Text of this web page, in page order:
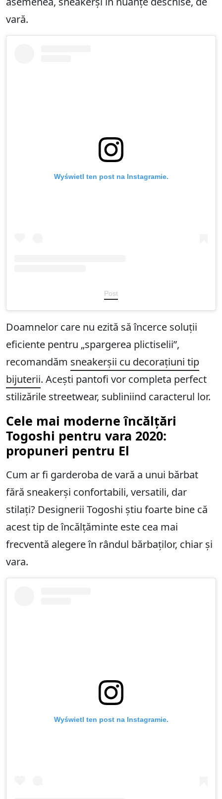
vară.
Wyświetl ten post na Instagramie.
Post
Doamnelor care nu ezită să încerce soluții
eficiente pentru „spargerea plictiselii”,
recomandăm sneakerșii cu decorațiuni tip
bijuterii. Acești pantofi vor completa perfect
stilizările streetwear, subliniind caracterul lor.
Cele mai moderne încălțări
Togoshi pentru vara 2020:
propuneri pentru El
Cum ar fi garderoba de vară a unui bărbat
fără sneakerși confortabili, versatili, dar
stilați? Designerii Togoshi știu foarte bine că
acest tip de încălțăminte este cea mai
frecventă alegere în rândul bărbaților, chiar și
vara.
Wyświetl ten post na Instagramie.